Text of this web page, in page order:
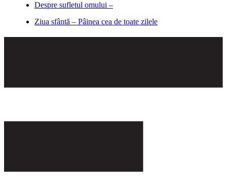
Despre sufletul omului –
Ziua sfântă – Pâinea cea de toate zilele